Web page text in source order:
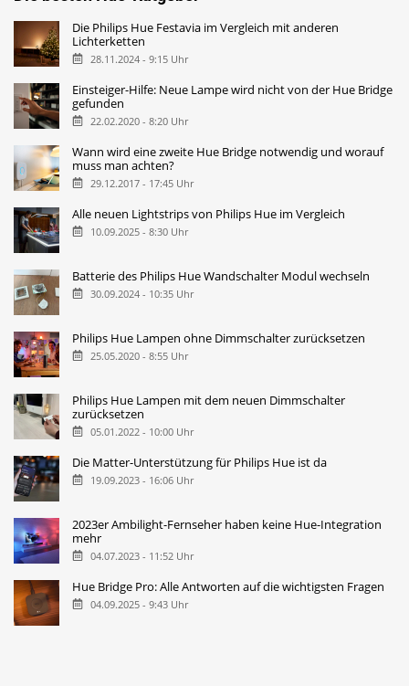
Die Philips Hue Festavia im Vergleich mit anderen
Lichterketten
28.11.2024 - 9:15 Uhr
Einsteiger-Hilfe: Neue Lampe wird nicht von der Hue Bridge
gefunden
22.02.2020 - 8:20 Uhr
Wann wird eine zweite Hue Bridge notwendig und worauf
muss man achten?
29.12.2017 - 17:45 Uhr
Alle neuen Lightstrips von Philips Hue im Vergleich
10.09.2025 - 8:30 Uhr
Batterie des Philips Hue Wandschalter Modul wechseln
30.09.2024 - 10:35 Uhr
Philips Hue Lampen ohne Dimmschalter zurücksetzen
25.05.2020 - 8:55 Uhr
Philips Hue Lampen mit dem neuen Dimmschalter
zurücksetzen
05.01.2022 - 10:00 Uhr
Die Matter-Unterstützung für Philips Hue ist da
19.09.2023 - 16:06 Uhr
2023er Ambilight-Fernseher haben keine Hue-Integration
mehr
04.07.2023 - 11:52 Uhr
Hue Bridge Pro: Alle Antworten auf die wichtigsten Fragen
04.09.2025 - 9:43 Uhr